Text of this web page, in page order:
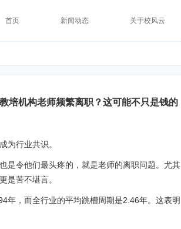
首页 新闻动态 关于校风云
培机构老师频繁离职？这可能不只是钱的
为行业共识。
是令他们最头疼的，就是老师的离职问题。尤其
是苦不堪言。
年，而全行业的平均跳槽周期是2.46年。这表明